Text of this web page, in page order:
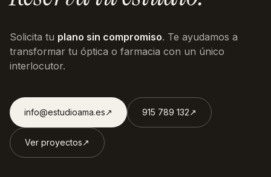
Solicita tu plano sin compromiso. Te ayudamos a
transformar tu óptica o farmacia con un único
interlocutor.
info@estudioama.es↗︎ 915 789 132↗︎
Ver proyectos↗︎